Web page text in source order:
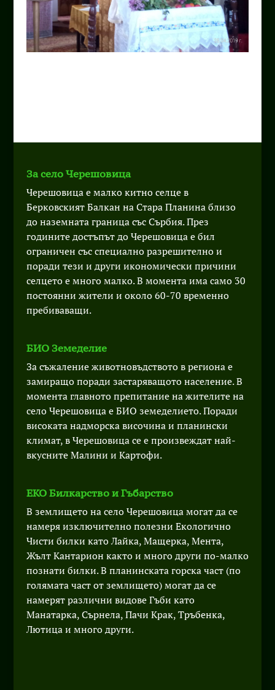
За село Черешовица
Черешовица е малко китно селце в
Берковският Балкан на Стара Планина близо
до наземната граница със Сърбия. През
годините достъпът до Черешовица е бил
ограничен със специално разрешително и
поради тези и други икономически причини
селцето е много малко. В момента има само 30
постоянни жители и около 60-70 временно
пребиваващи.
БИО Земеделие
За съжаление животновъдството в региона е
замиращо поради застаряващото население. В
момента главното препитание на жителите на
село Черешовица е БИО земеделието. Поради
високата надморска височина и планински
климат, в Черешовица се е произвеждат най-
вкусните Малини и Картофи.
ЕКО Билкарство и Гъбарство
В землището на село Черешовица могат да се
намеря изключително полезни Екологично
Чисти билки като Лайка, Мащерка, Мента,
Жълт Кантарион както и много други по-малко
познати билки. В планинската горска част (по
голямата част от землището) могат да се
намерят различни видове Гъби като
Манатарка, Сърнела, Пачи Крак, Тръбенка,
Лютица и много други.